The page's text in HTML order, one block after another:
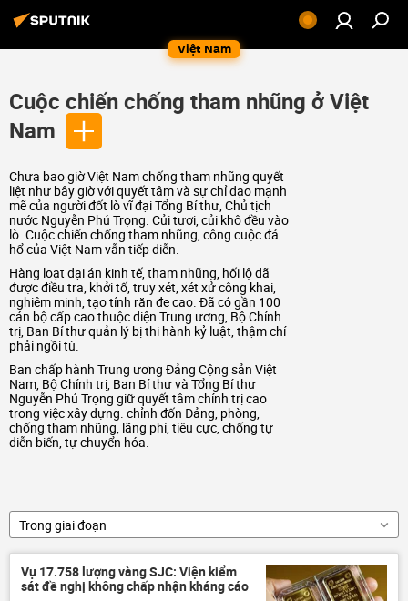
Việt Nam
Сuộc chiến chống tham nhũng ở Việt
Nam
Chưa bao giờ Việt Nam chống tham nhũng quyết
liệt như bây giờ với quyết tâm và sự chỉ đạo mạnh
mẽ của người đốt lò vĩ đại Tổng Bí thư, Chủ tịch
nước Nguyễn Phú Trọng. Củi tươi, củi khô đều vào
lò. Cuộc chiến chống tham nhũng, công cuộc đả
hổ của Việt Nam vẫn tiếp diễn.
Hàng loạt đại án kinh tế, tham nhũng, hối lộ đã
được điều tra, khởi tố, truy xét, xét xử công khai,
nghiêm minh, tạo tính răn đe cao. Đã có gần 100
cán bộ cấp cao thuộc diện Trung ương, Bộ Chính
trị, Ban Bí thư quản lý bị thi hành kỷ luật, thậm chí
phải ngồi tù.
Ban chấp hành Trung ương Đảng Cộng sản Việt
Nam, Bộ Chính trị, Ban Bí thư và Tổng Bí thư
Nguyễn Phú Trọng giữ quyết tâm chính trị cao
trong việc xây dựng. chỉnh đốn Đảng, phòng,
chống tham nhũng, lãng phí, tiêu cực, chống tự
diễn biến, tự chuyển hóa.
Trong giai đoạn
Vụ 17.758 lượng vàng SJC: Viện kiểm
sát đề nghị không chấp nhận kháng cáo